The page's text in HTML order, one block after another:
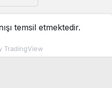
temsil etmektedir.
TradingView